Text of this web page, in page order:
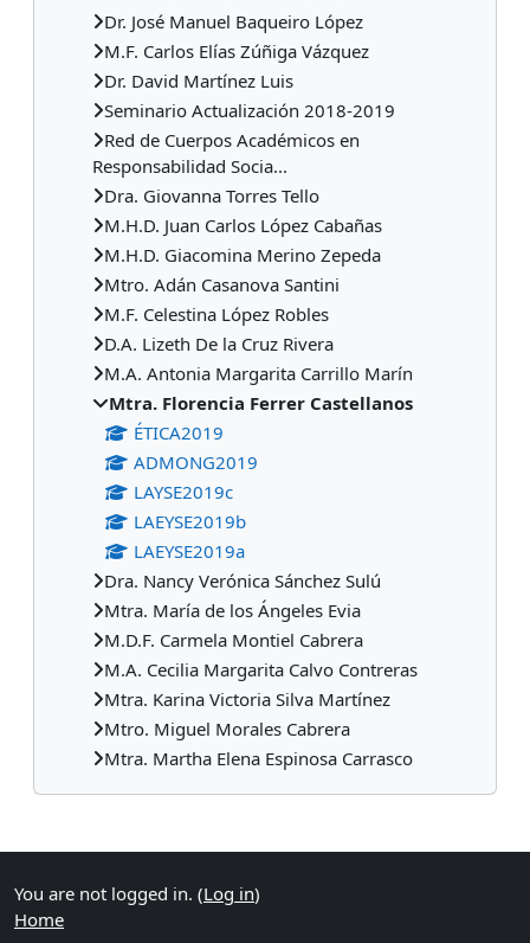
Dr. José Manuel Baqueiro López
M.F. Carlos Elías Zúñiga Vázquez
Dr. David Martínez Luis
Seminario Actualización 2018-2019
Red de Cuerpos Académicos en
Responsabilidad Socia...
Dra. Giovanna Torres Tello
M.H.D. Juan Carlos López Cabañas
M.H.D. Giacomina Merino Zepeda
Mtro. Adán Casanova Santini
M.F. Celestina López Robles
D.A. Lizeth De la Cruz Rivera
M.A. Antonia Margarita Carrillo Marín
Mtra. Florencia Ferrer Castellanos
ÉTICA2019
ADMONG2019
LAYSE2019c
LAEYSE2019b
LAEYSE2019a
Dra. Nancy Verónica Sánchez Sulú
Mtra. María de los Ángeles Evia
M.D.F. Carmela Montiel Cabrera
M.A. Cecilia Margarita Calvo Contreras
Mtra. Karina Victoria Silva Martínez
Mtro. Miguel Morales Cabrera
Mtra. Martha Elena Espinosa Carrasco
Supplementary blocks
You are not logged in. (Log in)
Home